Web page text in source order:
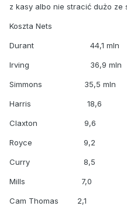
z kasy albo nie stracić dużo ze
Koszta Nets
Durant 44,1 mln
Irving 36,9 mln
Simmons 35,5 mln
Harris 18,6
Claxton 9,6
Royce 9,2
Curry 8,5
Mills 7,0
Cam Thomas 2,1